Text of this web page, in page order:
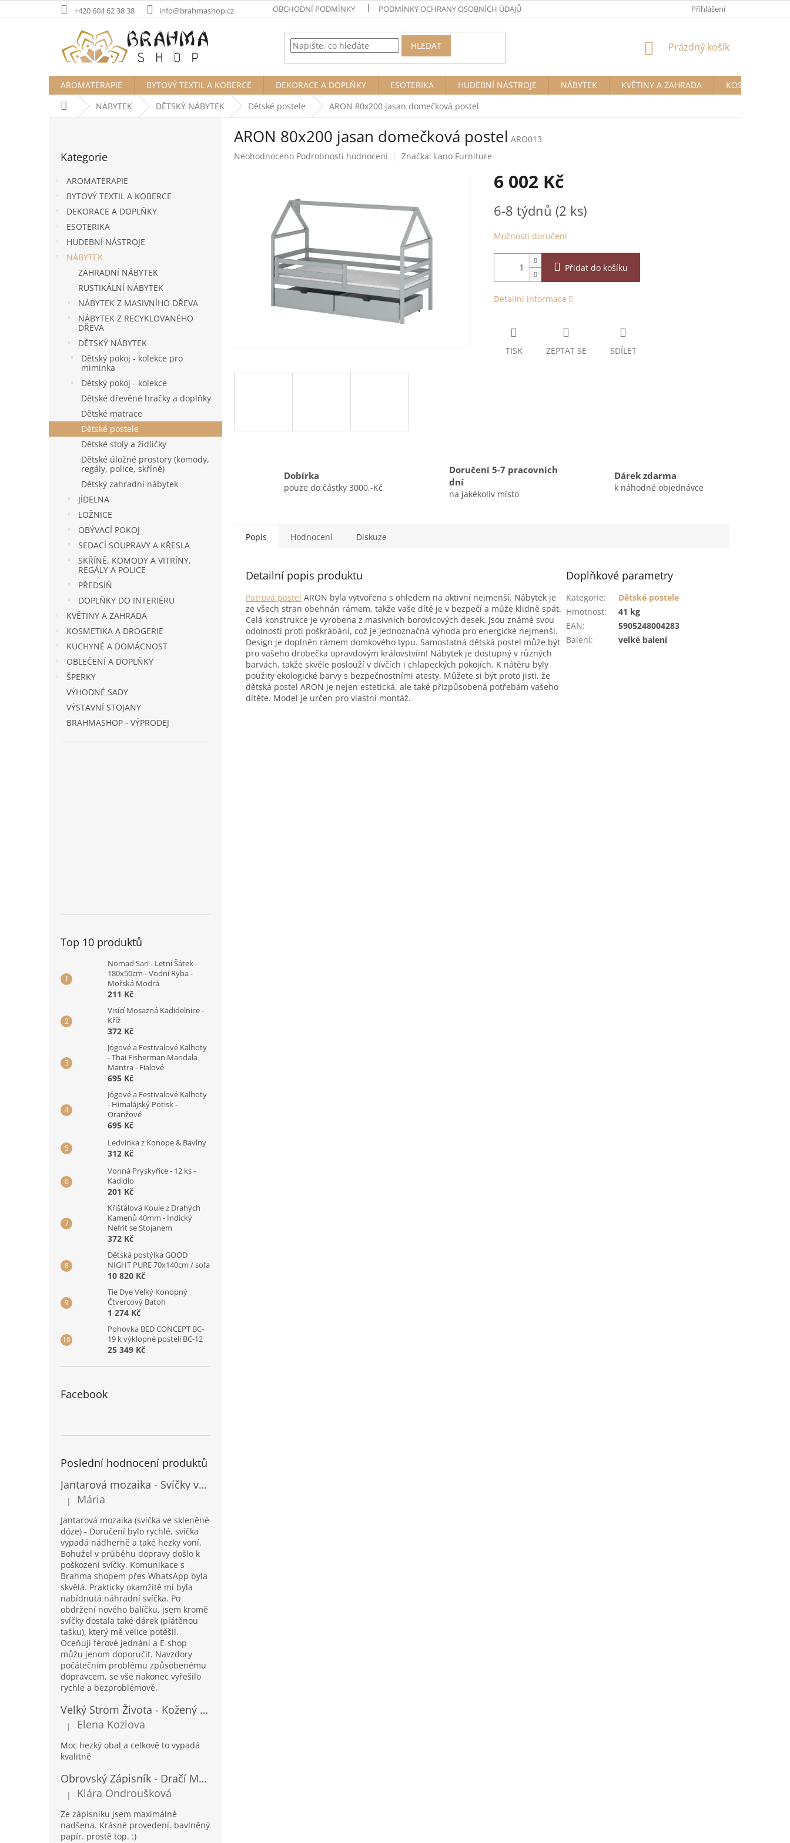
na
+420 604 62 38 38 info@brahmashop.cz OBCHODNÍ PODMÍNKY PODMÍNKY OCHRANY OSOBNÍCH ÚDAJŮ Přihlášení
HLEDAT
NÁKUPNÍ
Prázdný košík
AROMATERAPIE BYTOVÝ TEXTIL A KOBERCE DEKORACE A DOPLŇKY ESOTERIKA HUDEBNÍ NÁSTROJE NÁBYTEK KVĚTINY A ZAHRADA
KOSMETIKA A
Domů NÁBYTEK DĚTSKÝ NÁBYTEK Dětské postele ARON 80x200 jasan domečková postel
kategorie
Kategorie
AROMATERAPIE
BYTOVÝ TEXTIL A KOBERCE
DEKORACE A DOPLŇKY
ESOTERIKA
HUDEBNÍ NÁSTROJE
NÁBYTEK
ZAHRADNÍ NÁBYTEK
RUSTIKÁLNÍ NÁBYTEK
NÁBYTEK Z MASIVNÍHO DŘEVA
NÁBYTEK Z RECYKLOVANÉHO
DŘEVA
DĚTSKÝ NÁBYTEK
Dětský pokoj - kolekce pro
miminka
Dětský pokoj - kolekce
Dětské dřevěné hračky a doplňky
Dětské matrace
Dětské postele
Dětské stoly a židličky
Dětské úložné prostory (komody,
regály, police, skříně)
Dětský zahradní nábytek
JÍDELNA
LOŽNICE
OBÝVACÍ POKOJ
SEDACÍ SOUPRAVY A KŘESLA
SKŘÍNĚ, KOMODY A VITRÍNY,
REGÁLY A POLICE
PŘEDSÍŇ
DOPLŇKY DO INTERIÉRU
KVĚTINY A ZAHRADA
KOSMETIKA A DROGERIE
KUCHYNĚ A DOMÁCNOST
OBLEČENÍ A DOPLŇKY
ŠPERKY
VÝHODNÉ SADY
VÝSTAVNÍ STOJANY
BRAHMASHOP - VÝPRODEJ
Top 10 produktů
Nomad Sari - Letní Šátek -
180x50cm - Vodní Ryba -
Mořská Modrá
211 Kč
Visící Mosazná Kadidelnice -
Kříž
372 Kč
Jógové a Festivalové Kalhoty
- Thai Fisherman Mandala
Mantra - Fialové
695 Kč
Jógové a Festivalové Kalhoty
- Himalájský Potisk -
Oranžové
695 Kč
Ledvinka z Konope & Bavlny
312 Kč
Vonná Pryskyřice - 12 ks -
Kadidlo
201 Kč
Křišťálová Koule z Drahých
Kamenů 40mm - Indický
Nefrit se Stojanem
372 Kč
Dětská postýlka GOOD
NIGHT PURE 70x140cm / sofa
10 820 Kč
Tie Dye Velký Konopný
Čtvercový Batoh
1 274 Kč
Pohovka BED CONCEPT BC-
19 k výklopné posteli BC-12
25 349 Kč
Facebook
Poslední hodnocení produktů
Jantarová mozaika - Svíčky ve skleněných dózách - Vysoké
Hodnocení produktu je 5 z 5 hvězdiček.
| Mária
Jantarová mozaika (svíčka ve skleněné
dóze) - Doručení bylo rychlé, svíčka
vypadá nádherně a také hezky voní.
Bohužel v průběhu dopravy došlo k
poškození svíčky. Komunikace s
Brahma shopem přes WhatsApp byla
skvělá. Prakticky okamžitě mi byla
nabídnutá náhradní svíčka. Po
obdržení nového balíčku, jsem kromě
svíčky dostala také dárek (plátěnou
tašku), který mě velice potěšil.
Oceňuji férové jednání a E-shop
můžu jenom doporučit. Navzdory
počátečním problému způsobenému
dopravcem, se vše nakonec vyřešilo
rychle a bezproblémově.
Velký Strom Života - Kožený Zápisník se Šňůrkou a Kamínkem - 20x16x2cm - 160 Stran
Hodnocení produktu je 5 z 5 hvězdiček.
| Elena Kozlova
Moc hezký obal a celkově to vypadá
kvalitně
Obrovský Zápisník - Dračí Mandala s Chakra Kameny - 100 Stran - 25x34cm
Hodnocení produktu je 5 z 5 hvězdiček.
| Klára Ondroušková
Ze zápisníku jsem maximálně
nadšena. Krásné provedení. bavlněný
papír. prostě top. :)
ARON 80x200 jasan domečková postel ARO013
Průměrné
hvězdiček.
Neohodnoceno Podrobnosti hodnocení Značka: Lano Furniture
6 002 Kč
cena:
6-8 týdnů (2 ks)
Možnosti doručení
Přidat do košíku
Detailní informace
TISK ZEPTAT SE SDÍLET
Dobírka
pouze do částky 3000,-Kč
Doručení 5-7 pracovních
dní
na jakékoliv místo
Dárek zdarma
k náhodné objednávce
Popis Hodnocení Diskuze
Detailní popis produktu
Patrová postel ARON byla vytvořena s ohledem na aktivní nejmenší. Nábytek je
ze všech stran obehnán rámem, takže vaše dítě je v bezpečí a může klidně spát.
Celá konstrukce je vyrobena z masivních borovicových desek. Jsou známé svou
odolností proti poškrábání, což je jednoznačná výhoda pro energické nejmenší.
Design je doplněn rámem domkového typu. Samostatná dětská postel může být
pro vašeho drobečka opravdovým královstvím! Nábytek je dostupný v různých
barvách, takže skvěle poslouží v dívčích i chlapeckých pokojích. K nátěru byly
použity ekologické barvy s bezpečnostními atesty. Můžete si být proto jisti, že
dětská postel ARON je nejen estetická, ale také přizpůsobená potřebám vašeho
dítěte. Model je určen pro vlastní montáž.
Doplňkové parametry
Kategorie:
Dětské postele
Hmotnost:
41 kg
EAN:
5905248004283
Balení: velké balení